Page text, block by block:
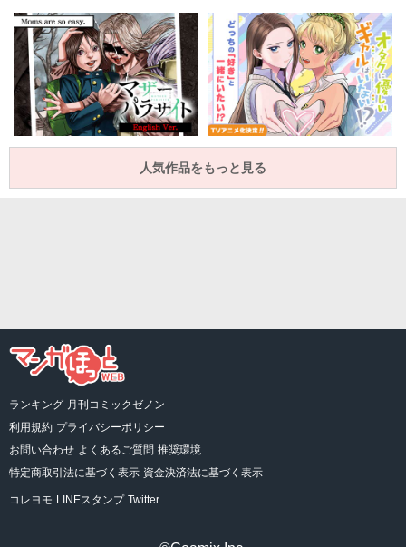
人気作品をもっと見る
ランキング 月刊コミックゼノン
利用規約 プライバシーポリシー
お問い合わせ よくあるご質問 推奨環境
特定商取引法に基づく表示 資金決済法に基づく表示
コレヨモ LINEスタンプ Twitter